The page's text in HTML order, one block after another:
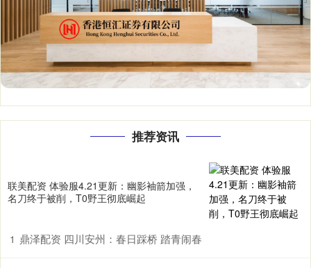
推荐资讯
联美配资 体验服4.21更新：幽影袖箭加强，
名刀终于被削，T0野王彻底崛起
1 鼎泽配资 四川安州：春日踩桥 踏青闹春